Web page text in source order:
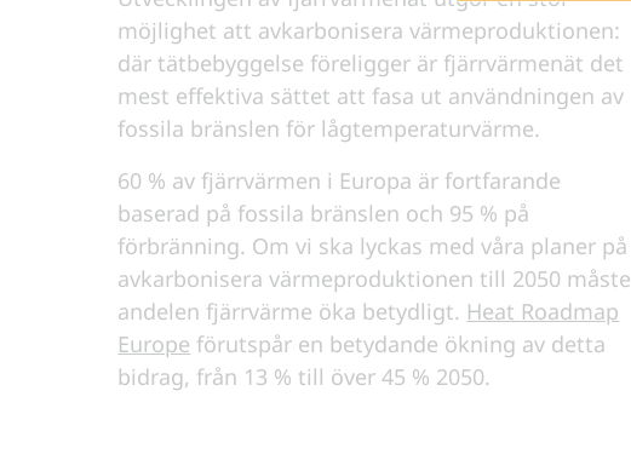
möjlighet att avkarbonisera värmeproduktionen:
där tätbebyggelse föreligger är fjärrvärmenät det
mest effektiva sättet att fasa ut användningen av
fossila bränslen för lågtemperaturvärme.
60 % av fjärrvärmen i Europa är fortfarande
baserad på fossila bränslen och 95 % på
förbränning. Om vi ska lyckas med våra planer på
avkarbonisera värmeproduktionen till 2050 måste
andelen fjärrvärme öka betydligt. Heat Roadmap
Europe förutspår en betydande ökning av detta
bidrag, från 13 % till över 45 % 2050.